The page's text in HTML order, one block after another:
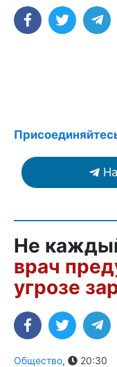
Не
врач
угрозе
Общество, 20:30